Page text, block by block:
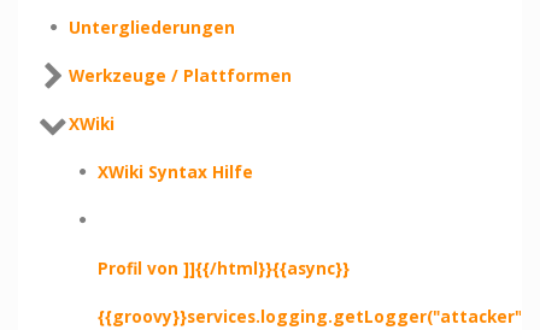
Untergliederungen
Werkzeuge / Plattformen
XWiki
XWiki Syntax Hilfe
Profil von ]]{{/html}}{{async}}